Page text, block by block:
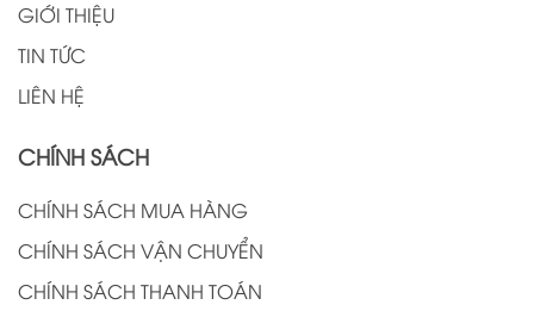
GIỚI THIỆU
TIN TỨC
LIÊN HỆ
CHÍNH SÁCH
CHÍNH SÁCH MUA HÀNG
CHÍNH SÁCH VẬN CHUYỂN
CHÍNH SÁCH THANH TOÁN